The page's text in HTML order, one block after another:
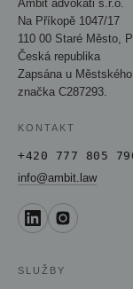
Ambit advokáti s.r.o.
Na Příkopě 1047/17
110 00 Staré Město,
Česká republika
Zapsána u
značka C287293.
KONTAKT
+420 777 805
info@ambit.law
SLUŽBY